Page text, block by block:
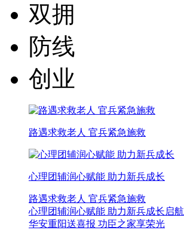
双拥
防线
创业
路遇求救老人 官兵紧急施救
心理团辅润心赋能 助力新兵成长
路遇求救老人 官兵紧急施救
心理团辅润心赋能 助力新兵成长启航
华安重阳送喜报 功臣之家享荣光